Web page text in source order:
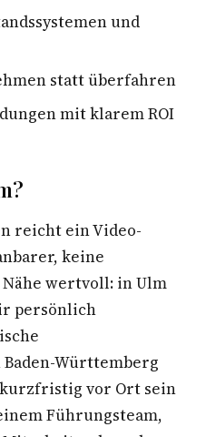
und
statt überfahren
mit klarem ROI
reicht ein Video-
keine
wertvoll: in Ulm
persönlich
Württemberg
vor Ort sein
Führungsteam,